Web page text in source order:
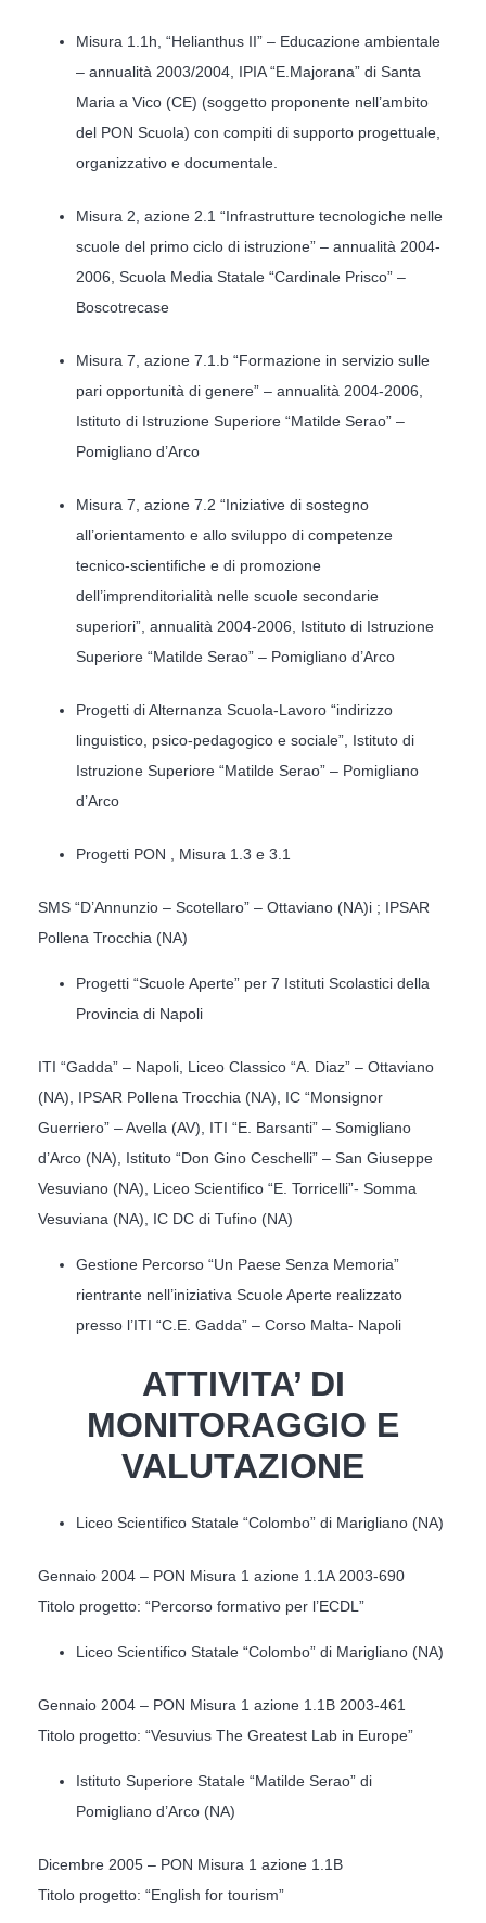
Misura 1.1h, “Helianthus II” – Educazione ambientale
– annualità 2003/2004, IPIA “E.Majorana” di Santa
Maria a Vico (CE) (soggetto proponente nell’ambito
del PON Scuola) con compiti di supporto progettuale,
organizzativo e documentale.
Misura 2, azione 2.1 “Infrastrutture tecnologiche nelle
scuole del primo ciclo di istruzione” – annualità 2004-
2006, Scuola Media Statale “Cardinale Prisco” –
Boscotrecase
Misura 7, azione 7.1.b “Formazione in servizio sulle
pari opportunità di genere” – annualità 2004-2006,
Istituto di Istruzione Superiore “Matilde Serao” –
Pomigliano d’Arco
Misura 7, azione 7.2 “Iniziative di sostegno
all’orientamento e allo sviluppo di competenze
tecnico-scientifiche e di promozione
dell’imprenditorialità nelle scuole secondarie
superiori”, annualità 2004-2006, Istituto di Istruzione
Superiore “Matilde Serao” – Pomigliano d’Arco
Progetti di Alternanza Scuola-Lavoro “indirizzo
linguistico, psico-pedagogico e sociale”, Istituto di
Istruzione Superiore “Matilde Serao” – Pomigliano
d’Arco
Progetti PON , Misura 1.3 e 3.1
SMS “D’Annunzio – Scotellaro” – Ottaviano (NA)i ; IPSAR
Pollena Trocchia (NA)
Progetti “Scuole Aperte” per 7 Istituti Scolastici della
Provincia di Napoli
ITI “Gadda” – Napoli, Liceo Classico “A. Diaz” – Ottaviano
(NA), IPSAR Pollena Trocchia (NA), IC “Monsignor
Guerriero” – Avella (AV), ITI “E. Barsanti” – Somigliano
d’Arco (NA), Istituto “Don Gino Ceschelli” – San Giuseppe
Vesuviano (NA), Liceo Scientifico “E. Torricelli”- Somma
Vesuviana (NA), IC DC di Tufino (NA)
Gestione Percorso “Un Paese Senza Memoria”
rientrante nell’iniziativa Scuole Aperte realizzato
presso l’ITI “C.E. Gadda” – Corso Malta- Napoli
ATTIVITA’ DI
MONITORAGGIO E
VALUTAZIONE
Liceo Scientifico Statale “Colombo” di Marigliano (NA)
Gennaio 2004 – PON Misura 1 azione 1.1A 2003-690
Titolo progetto: “Percorso formativo per l’ECDL”
Liceo Scientifico Statale “Colombo” di Marigliano (NA)
Gennaio 2004 – PON Misura 1 azione 1.1B 2003-461
Titolo progetto: “Vesuvius The Greatest Lab in Europe”
Istituto Superiore Statale “Matilde Serao” di
Pomigliano d’Arco (NA)
Dicembre 2005 – PON Misura 1 azione 1.1B
Titolo progetto: “English for tourism”